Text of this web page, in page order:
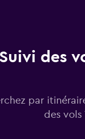
Suivi des
par
des vols